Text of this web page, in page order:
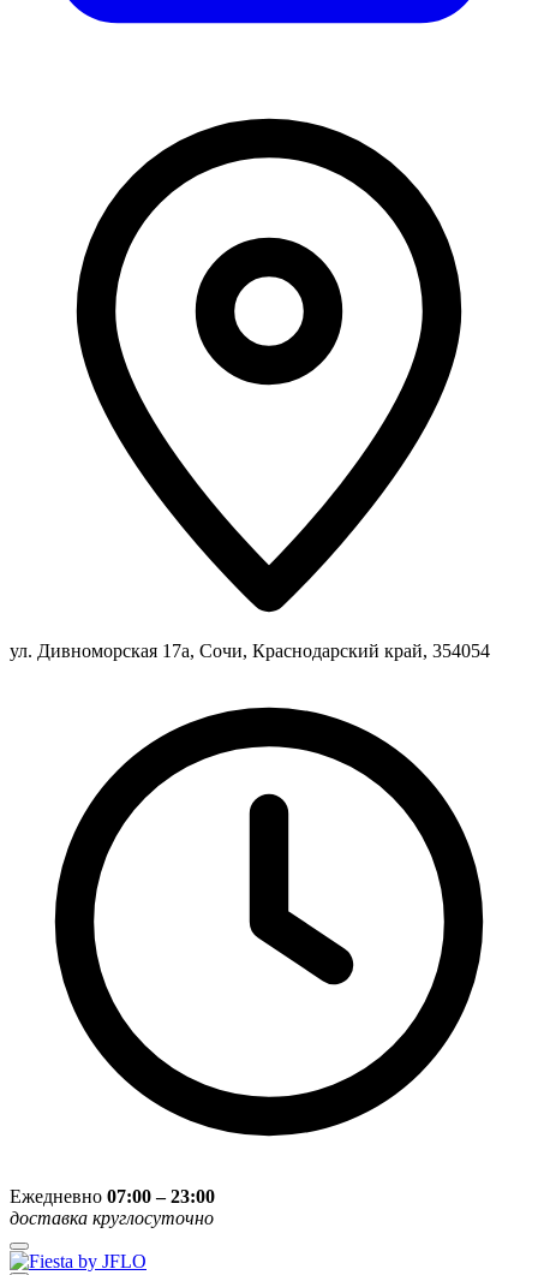
ул. Дивноморская 17а, Сочи, Краснодарский край, 354054
Ежедневно 07:00 – 23:00
доставка круглосуточно